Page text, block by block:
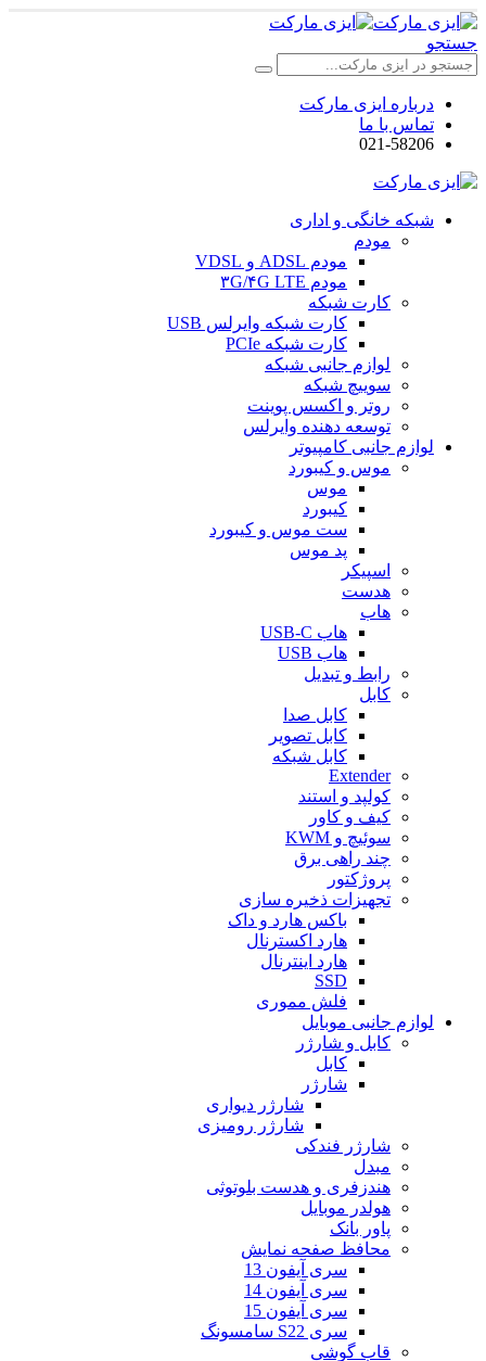
جستجو
درباره ایزی مارکت
تماس با ما
021-58206
شبکه خانگی و اداری
مودم
مودم ADSL و VDSL
مودم ۳G/۴G LTE
کارت شبکه
کارت شبکه وایرلس USB
کارت شبکه PCIe
لوازم جانبی شبکه
سوییچ شبکه
روتر و اکسس پوینت
توسعه دهنده وایرلس
لوازم جانبی کامپیوتر
موس و کیبورد
موس
کیبورد
ست موس و کیبورد
پد موس
اسپیکر
هدست
هاب
هاب USB-C
هاب USB
رابط و تبدیل
کابل
کابل صدا
کابل تصویر
کابل شبکه
Extender
کولپد و استند
کیف و کاور
سوئیچ و KWM
چند راهی برق
پروژکتور
تجهیزات ذخیره سازی
باکس هارد و داک
هارد اکسترنال
هارد اینترنال
SSD
فلش مموری
لوازم جانبی موبایل
کابل و شارژر
کابل
شارژر
شارژر دیواری
شارژر رومیزی
شارژر فندکی
مبدل
هندزفری و هدست بلوتوثی
هولدر موبایل
پاور بانک
محافظ صفحه نمایش
سری آیفون 13
سری آیفون 14
سری آیفون 15
سری S22 سامسونگ
قاب گوشی